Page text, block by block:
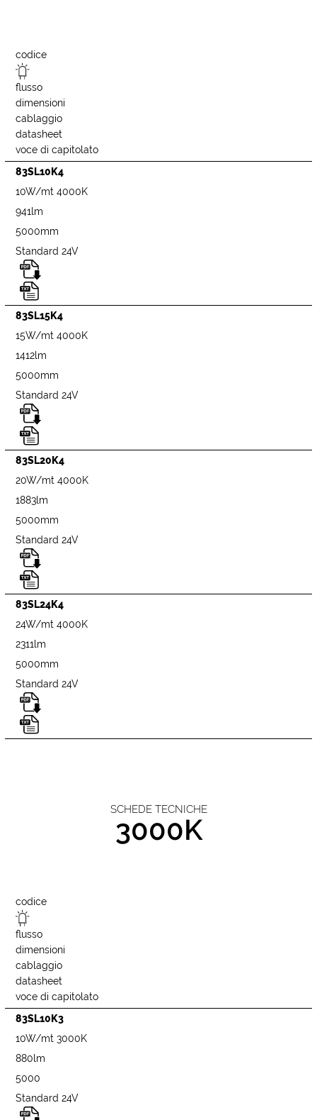
codice
flusso
dimensioni
cablaggio
datasheet
voce di capitolato
83SL10K4
10W/mt 4000K
941lm
5000mm
Standard 24V
83SL15K4
15W/mt 4000K
1412lm
5000mm
Standard 24V
83SL20K4
20W/mt 4000K
1883lm
5000mm
Standard 24V
83SL24K4
24W/mt 4000K
2311lm
5000mm
Standard 24V
SCHEDE TECNICHE
3000K
codice
flusso
dimensioni
cablaggio
datasheet
voce di capitolato
83SL10K3
10W/mt 3000K
880lm
5000
Standard 24V